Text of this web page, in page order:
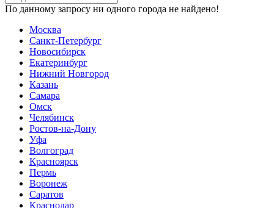
По данному запросу ни одного города не найдено!
Москва
Санкт-Петербург
Новосибирск
Екатеринбург
Нижний Новгород
Казань
Самара
Омск
Челябинск
Ростов-на-Дону
Уфа
Волгоград
Красноярск
Пермь
Воронеж
Саратов
Краснодар